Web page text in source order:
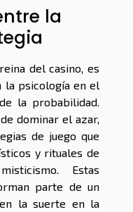
la
del casino, es
la psicología en el
la probabilidad.
dominar el azar,
de juego que
y rituales de
Estas
parte de un
la suerte en la